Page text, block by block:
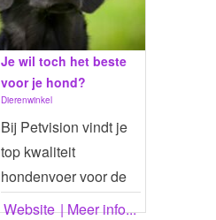
Je wil toch het beste
voor je hond?
Dierenwinkel
Bij Petvision vindt je
top kwaliteit
hondenvoer voor de
beste prijs!...
Website | Meer info...